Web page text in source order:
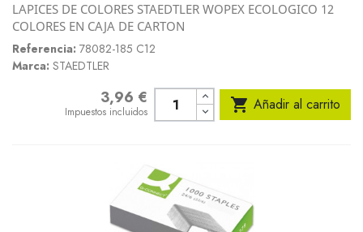
LAPICES DE COLORES STAEDTLER WOPEX ECOLOGICO 12
COLORES EN CAJA DE CARTON
Referencia: 78082-185 C12
Marca: STAEDTLER
3,96 €
Impuestos incluidos  Añadir al carrito